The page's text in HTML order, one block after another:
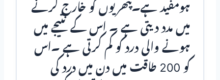
ہومفید ہے۔پتھریوں کو خارج کرنے
میں مدد دیتی ہے ۔ اس کے نتیجے میں
ہونے والی درد کو کم کرتی ہے ۔اس
کو 200 طاقت میں دن میں درد کی